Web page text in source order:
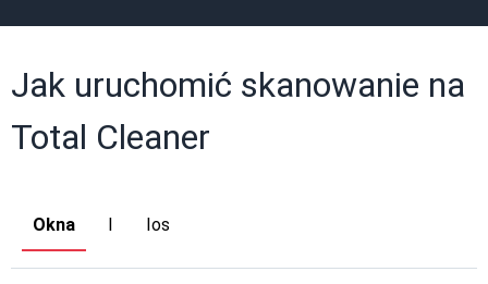
Jak uruchomić skanowanie na
Total Cleaner
Okna I Ios